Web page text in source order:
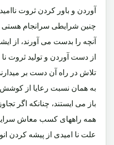
آوردن و باور کردن ثروت
چنین شرایطی سرانجام هستی
آنچه را بدست می آورند، از
از دست آوردن و تولید ثروت
تلاش در راه آن دست بر
به همان نسبت رعایا از
باز می ایستند، چنانکه اگر
همه راههای کسب معاش
علت نا امیدی از پیشه کردن